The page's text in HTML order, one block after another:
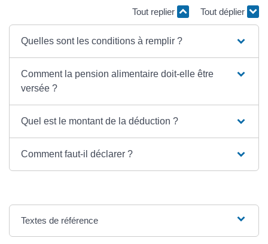
Tout replier Tout déplier
Quelles sont les conditions à remplir ?
Comment la pension alimentaire doit-elle être
versée ?
Quel est le montant de la déduction ?
Comment faut-il déclarer ?
Textes de référence